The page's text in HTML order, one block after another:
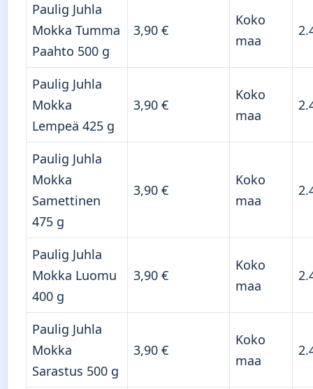
Paulig Juhla
Mokka Tumma
Paahto 500 g
3,90 €
Koko
maa
Paulig Juhla
Mokka
Lempeä 425 g
3,90 €
Koko
maa
Paulig Juhla
Mokka
Samettinen
475 g
3,90 €
Koko
maa
Paulig Juhla
Mokka Luomu
400 g
3,90 €
Koko
maa
Paulig Juhla
Mokka
Sarastus 500 g
3,90 €
Koko
maa